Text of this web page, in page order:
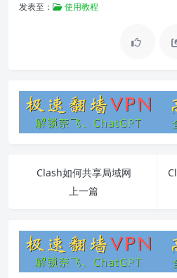
发表至： 使用教程
Clash如何共享局域网
上一篇